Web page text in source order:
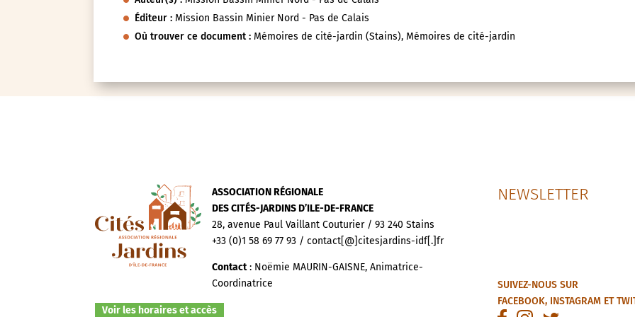
Éditeur : Mission Bassin Minier Nord - Pas de Calais
Où trouver ce document : Mémoires de cité-jardin (Stains), Mémoires de cité-jardin
ASSOCIATION RÉGIONALE
DES CITÉS-JARDINS D’ILE-DE-FRANCE
28, avenue Paul Vaillant Couturier / 93 240 Stains
+33 (0)1 58 69 77 93 / contact[@]citesjardins-idf[.]fr
Contact: Noëmie MAURIN-GAISNE, Animatrice-
Coordinatrice
Voir les horaires et accès
NEWSLETTER
SUIVEZ-NOUS SUR
FACEBOOK, INSTAGRAMET